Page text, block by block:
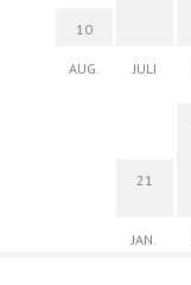
10
AUG. JULI
21
JAN.